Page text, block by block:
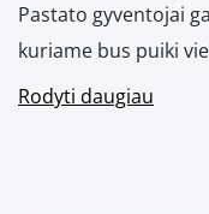
Pastato gyventojai
kuriame bus puiki
Rodyti daugiau